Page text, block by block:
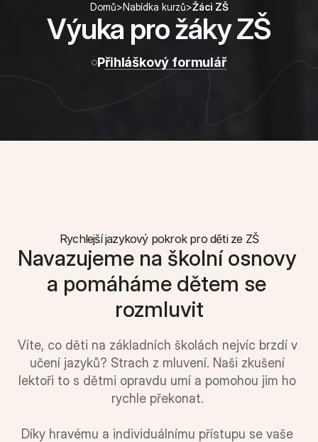
Domů>Nabídka kurzů>Žáci ZŠ
Výuka pro žáky ZŠ
Přihláškový formulář
Rychlejší jazykový pokrok pro děti ze ZŠ
Navazujeme na školní osnovy
a pomáháme dětem se
rozmluvit
Víte, co děti na základních školách nejvíc brzdí v
učení jazyků? Strach z mluvení. Naši zkušení
lektoři to s dětmi opravdu umí a pomohou jim ho
rychle překonat.
Díky hravému a individuálnímu přístupu se vaše